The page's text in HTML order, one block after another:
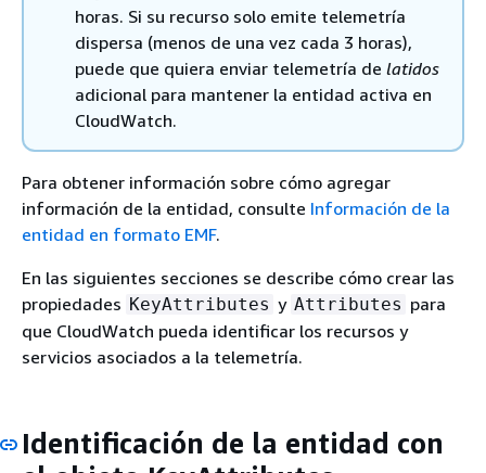
horas. Si su recurso solo emite telemetría
dispersa (menos de una vez cada 3 horas),
puede que quiera enviar telemetría de latidos
adicional para mantener la entidad activa en
CloudWatch.
Para obtener información sobre cómo agregar
información de la entidad, consulte Información de la
entidad en formato EMF.
En las siguientes secciones se describe cómo crear las
propiedades KeyAttributes y Attributes para
que CloudWatch pueda identificar los recursos y
servicios asociados a la telemetría.
Identificación de la entidad con